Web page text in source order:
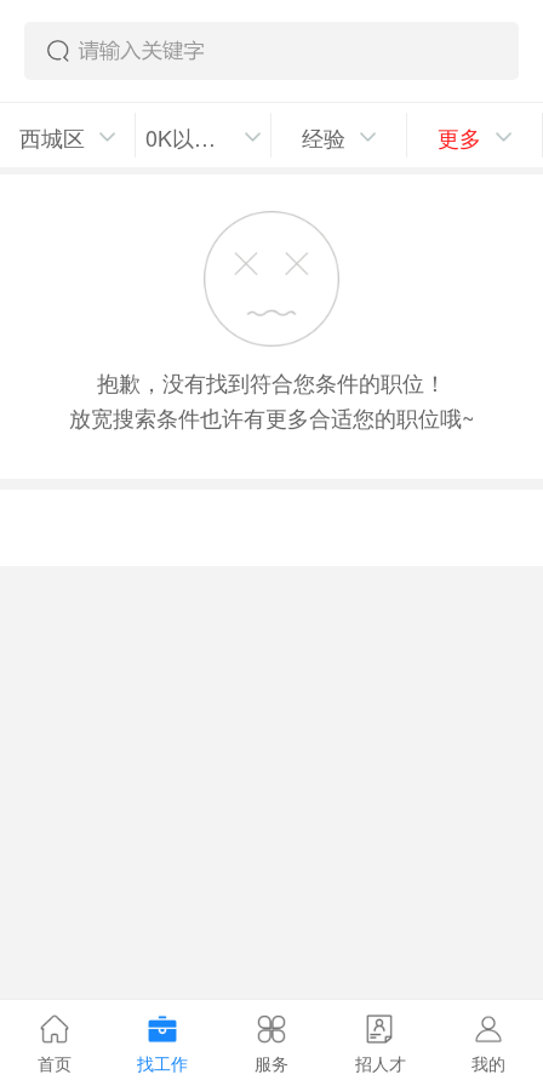
西城区 0K以上/月 经验 更多
抱歉，没有找到符合您条件的职位！
放宽搜索条件也许有更多合适您的职位哦~
首页 找工作 服务 招人才 我的